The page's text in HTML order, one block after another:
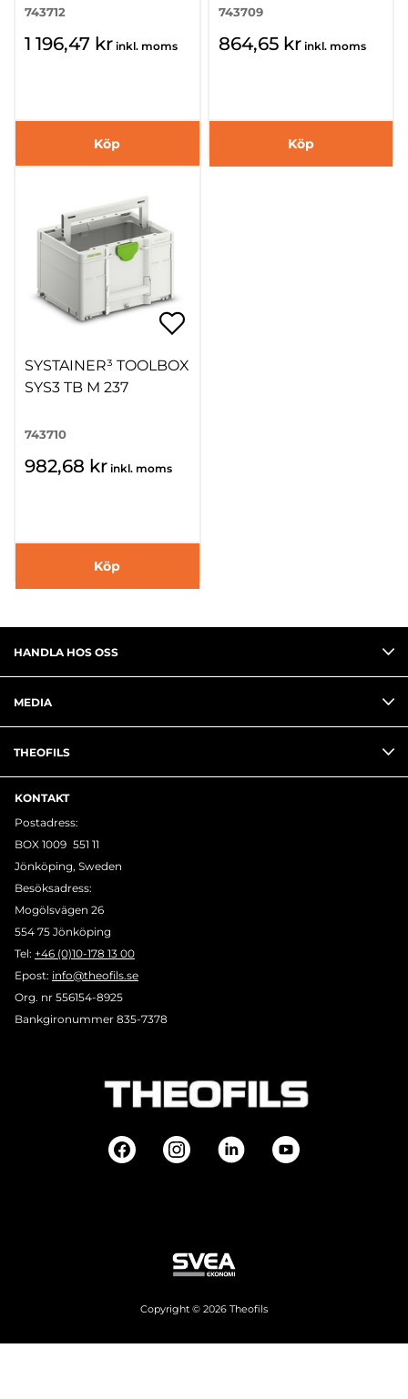
743712
1 196,47 kr inkl. moms
Köp
743709
864,65 kr inkl. moms
Köp
SYSTAINER³ TOOLBOX
SYS3 TB M 237
743710
982,68 kr inkl. moms
Köp
HANDLA HOS OSS
MEDIA
THEOFILS
KONTAKT
Postadress:
BOX 1009 551 11
Jönköping, Sweden
Besöksadress:
Mogölsvägen 26
554 75 Jönköping
Tel: +46 (0)10-178 13 00
Epost: info@theofils.se
Org. nr 556154-8925
Bankgironummer 835-7378
Copyright © 2026 Theofils